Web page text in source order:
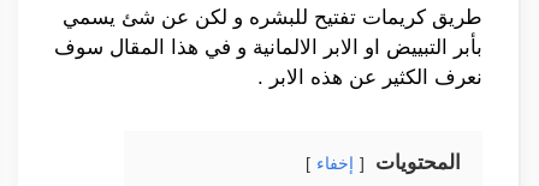
طريق كريمات تفتيح للبشره و لكن عن شئ يسمي
بأبر التبييض او الابر الالمانية و في هذا المقال سوف
نعرف الكثير عن هذه الابر .
المحتويات إخفاء